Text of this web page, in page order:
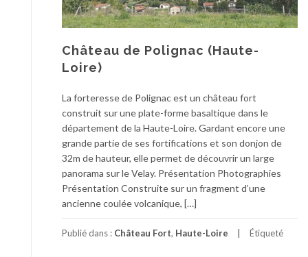
Château de Polignac (Haute-
Loire)
La forteresse de Polignac est un château fort
construit sur une plate-forme basaltique dans le
département de la Haute-Loire. Gardant encore une
grande partie de ses fortifications et son donjon de
32m de hauteur, elle permet de découvrir un large
panorama sur le Velay. Présentation Photographies
Présentation Construite sur un fragment d’une
ancienne coulée volcanique, […]
Publié dans : Château Fort, Haute-Loire Étiqueté